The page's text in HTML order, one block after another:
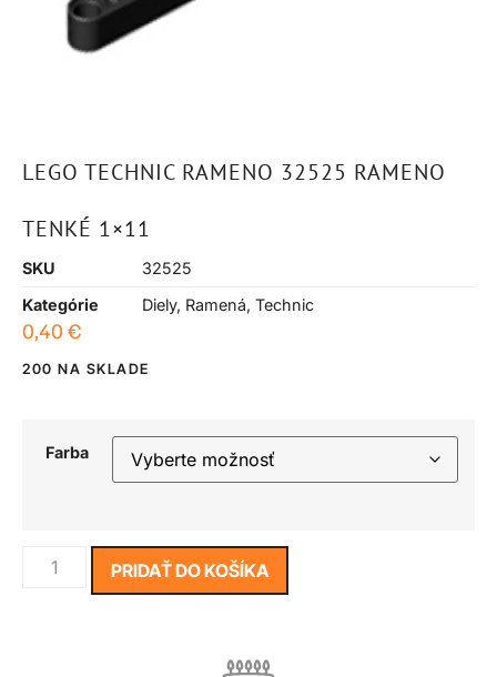
LEGO TECHNIC RAMENO 32525 RAMENO
TENKÉ 1×11
SKU
32525
Kategórie
Diely, Ramená, Technic
0,40 €
200 NA SKLADE
Farba
PRIDAŤ DO KOŠÍKA